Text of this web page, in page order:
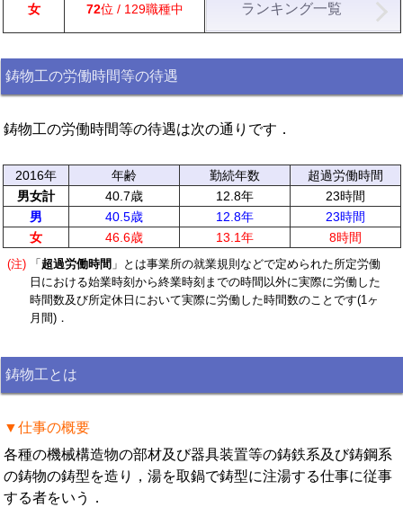
女 72位 / 129職種中 ランキング一覧
鋳物工の労働時間等の待遇
鋳物工の労働時間等の待遇は次の通りです．
2016年 年齢 勤続年数
超過労働時間
男女計
40.7歳 12.8年
23時間
男
40.5歳 12.8年
23時間
女
46.6歳 13.1年 8時間
(注) 「 超過労働時間 」とは事業所の就業規則などで定められた所定労働
日における始業時刻から終業時刻までの時間以外に実際に労働した
時間数及び所定休日において実際に労働した時間数のことです(1ヶ
月間)．
鋳物工とは
▼仕事の概要
各種の機械構造物の部材及び器具装置等の鋳鉄系及び鋳鋼系
の鋳物の鋳型を造り，湯を取鍋で鋳型に注湯する仕事に従事
する者をいう．